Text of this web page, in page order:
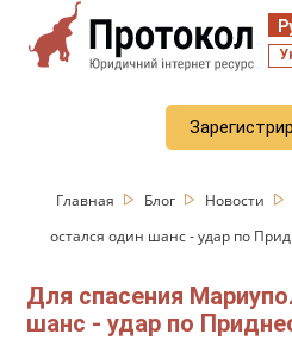
Главная Блог Новости
остался один шанс - удар по
Для спасения
шанс - удар по